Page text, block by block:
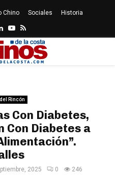
Chino Sociales Historia
LinkedinYoutube
Rss
Rincón
Con Diabetes,
Con Diabetes a
2025 0 246